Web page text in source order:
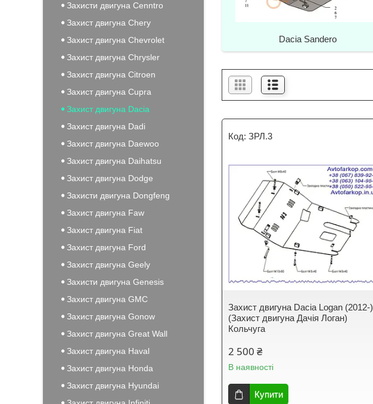
Dacia Sandero
ЗРЛ.3
Захист двигуна Dacia Logan (2012-)
(Захист двигуна Дачія Логан)
Кольчуга
2 500 ₴
В наявності
Купити
Захисти двигуна Cenntro
Захист двигуна Chery
Захист двигуна Chevrolet
Захист двигуна Chrysler
Захист двигуна Citroen
Захист двигуна Cupra
Захист двигуна Dacia
Захист двигуна Dadi
Захист двигуна Daewoo
Захист двигуна Daihatsu
Захист двигуна Dodge
Захисти двигуна Dongfeng
Захист двигуна Faw
Захист двигуна Fiat
Захист двигуна Ford
Захист двигуна Geely
Захисти двигуна Genesis
Захист двигуна GMC
Захист двигуна Gonow
Захист двигуна Great Wall
Захист двигуна Haval
Захист двигуна Honda
Захист двигуна Hyundai